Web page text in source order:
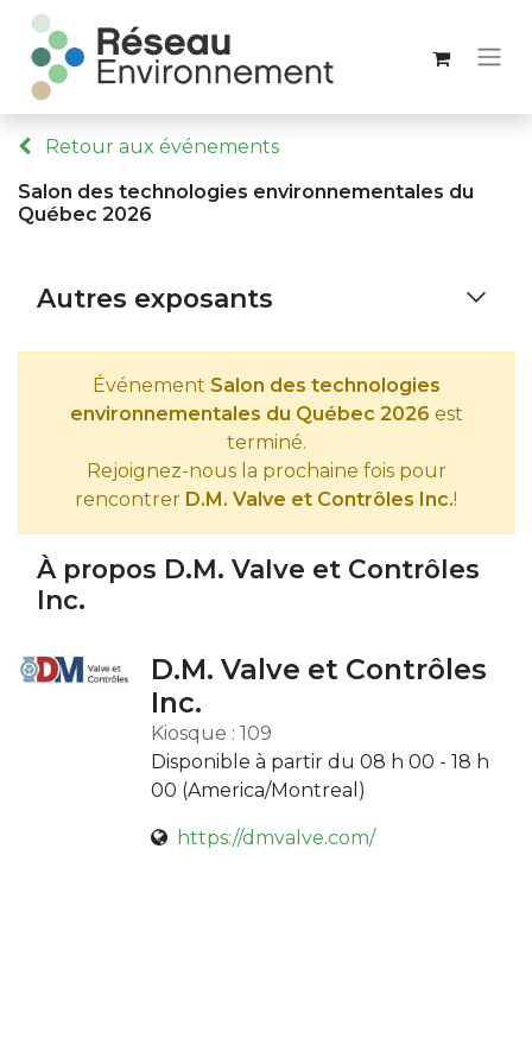
Retour aux événements
Salon des technologies environnementales du
Québec 2026
Autres exposants
Événement Salon des technologies
environnementales du Québec 2026 est
terminé.
Rejoignez-nous la prochaine fois pour
rencontrer D.M. Valve et Contrôles Inc.!
À propos D.M. Valve et Contrôles
Inc.
D.M. Valve et Contrôles
Inc.
Kiosque : 109
Disponible à partir du 08 h 00 - 18 h
00 (America/Montreal )
https://dmvalve.com/